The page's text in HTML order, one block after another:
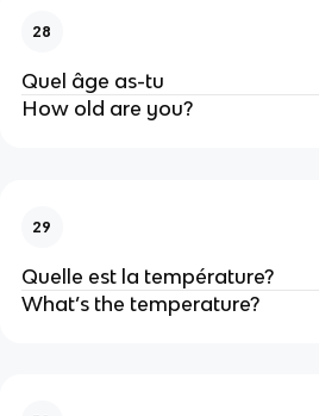
28
Quel âge as-tu
How old are you?
29
Quelle est la température?
What’s the temperature?